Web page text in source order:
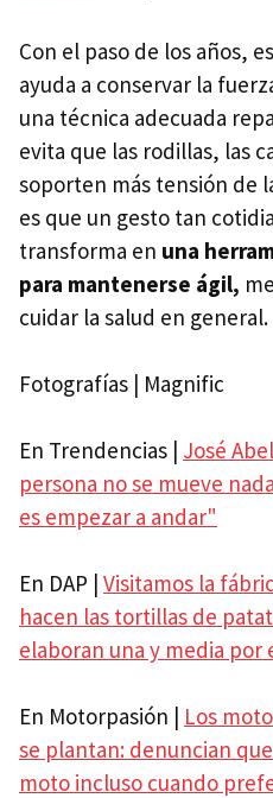
Con el paso de los años,
ayuda a conservar la
una técnica adecuada
evita que las rodillas, las
soporten más tensión de
es que un gesto tan
transforma en una
para mantenerse ágil,
cuidar la salud en general.
Fotografías | Magnific
En Trendencias | José
persona no se mueve
es empezar a andar"
En DAP | Visitamos la
hacen las tortillas de
elaboran una y media por
En Motorpasión | Los
se plantan: denuncian
moto incluso cuando